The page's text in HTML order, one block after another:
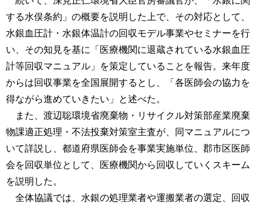
する水俣条約」の概要を説明した上で、その対応として、
水銀血圧計・水銀体温計の回収モデル事業やセミナーを行
い、その知見を基に「医療機関に退蔵されている水銀血圧
計等回収マニュアル」を策定していることを報告。来年度
からは回収事業を全国展開するとし、「各医師会の協力を
得ながら進めていきたい」と述べた。
また、渡辺聡環境省廃棄物・リサイクル対策部産業廃棄
物課適正処理・不法投棄対策室主査が、同マニュアルにつ
いて詳説し、都道府県医師会を事業実施単位、郡市区医師
会を回収単位として、医療機関から回収していくスキーム
を説明した。
全体協議では、水銀の処理業者や運搬業者の選定、回収